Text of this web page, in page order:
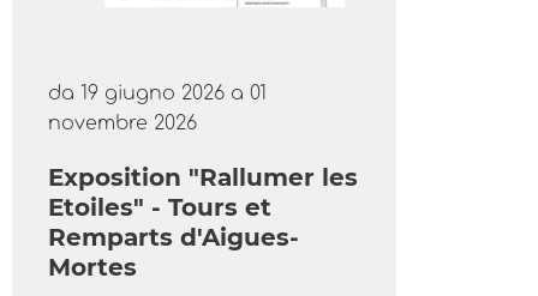
da 19 giugno 2026 a 01
novembre 2026
Exposition "Rallumer les
Etoiles" - Tours et
Remparts d'Aigues-
Mortes